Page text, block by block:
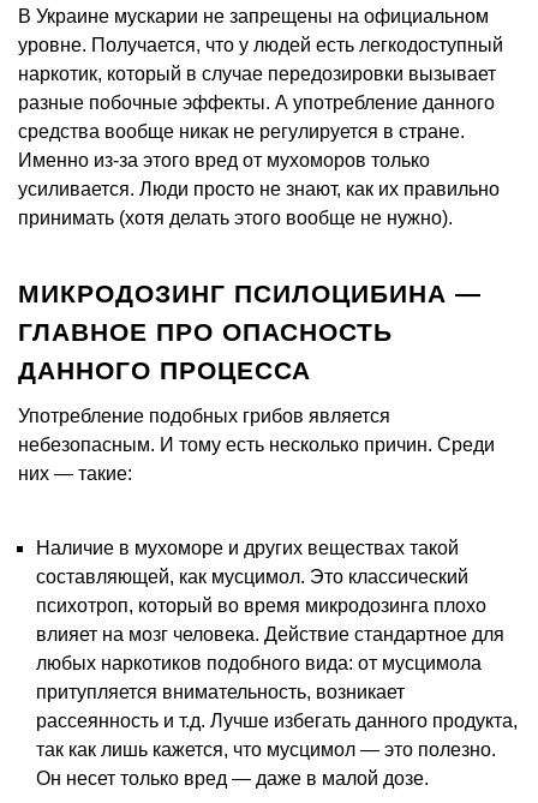
В Украине мускарии не запрещены на официальном
уровне. Получается, что у людей есть легкодоступный
наркотик, который в случае передозировки вызывает
разные побочные эффекты. А употребление данного
средства вообще никак не регулируется в стране.
Именно из-за этого вред от мухоморов только
усиливается. Люди просто не знают, как их правильно
принимать (хотя делать этого вообще не нужно).
МИКРОДОЗИНГ ПСИЛОЦИБИНА —
ГЛАВНОЕ ПРО ОПАСНОСТЬ
ДАННОГО ПРОЦЕССА
Употребление подобных грибов является
небезопасным. И тому есть несколько причин. Среди
них — такие:
Наличие в мухоморе и других веществах такой
составляющей, как мусцимол. Это классический
психотроп, который во время микродозинга плохо
влияет на мозг человека. Действие стандартное для
любых наркотиков подобного вида: от мусцимола
притупляется внимательность, возникает
рассеянность и т.д. Лучше избегать данного продукта,
так как лишь кажется, что мусцимол — это полезно.
Он несет только вред — даже в малой дозе.